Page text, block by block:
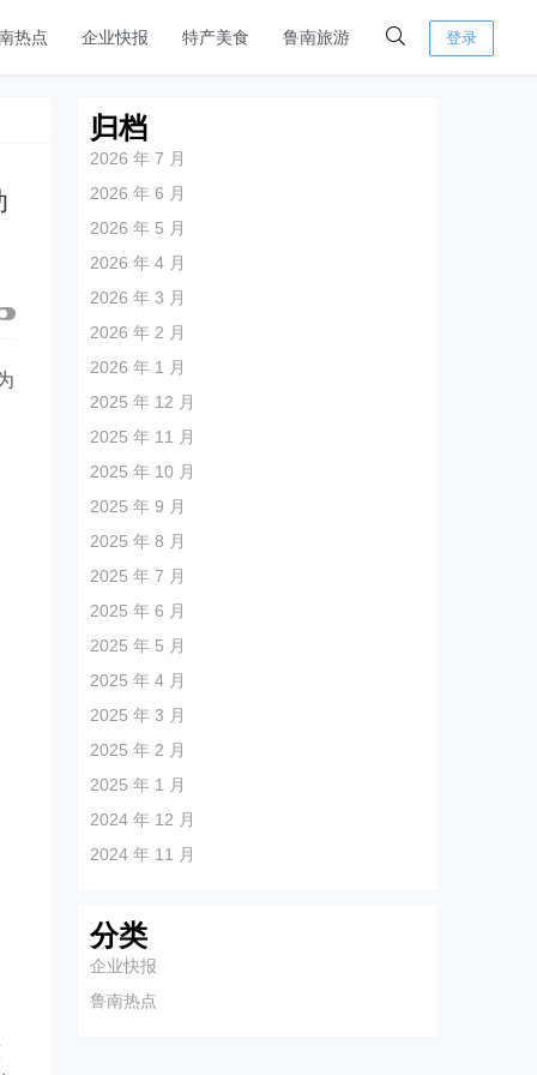
热点 企业快报 特产美食 鲁南旅游 登录
归档
2026 年 7 月
2026 年 6 月
2026 年 5 月
2026 年 4 月
2026 年 3 月
2026 年 2 月
2026 年 1 月
2025 年 12 月
2025 年 11 月
2025 年 10 月
2025 年 9 月
2025 年 8 月
2025 年 7 月
2025 年 6 月
2025 年 5 月
2025 年 4 月
2025 年 3 月
2025 年 2 月
2025 年 1 月
2024 年 12 月
2024 年 11 月
分类
企业快报
鲁南热点